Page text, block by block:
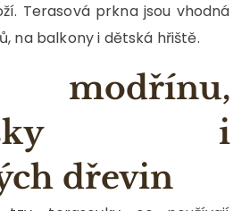
Terasová prkna jsou vhodná
na balkony i dětská hřiště.
i
dřevin